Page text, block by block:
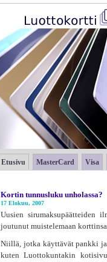
Etusivu MasterCard Visa
Kortin tunnusluku unholassa?
17 Elokuu, 2007
Uusien sirumaksupäätteiden
joutunut muistelemaan
Niillä, jotka käyttävät pankki
kuten Luottokuntakin